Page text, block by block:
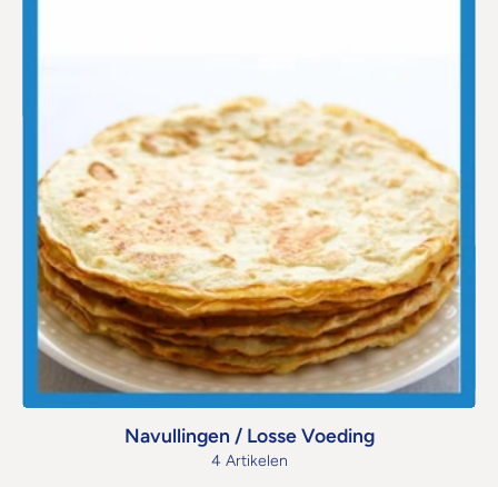
Navullingen / Losse Voeding
4 Artikelen